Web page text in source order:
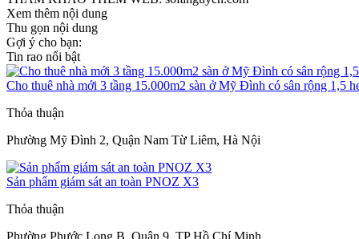
Xem thêm nội dung
Thu gọn nội dung
Gợi ý cho bạn:
Tin rao nổi bật
Cho thuê nhà mới 3 tầng 15.000m2 sàn ở Mỹ Đình có sân rộng 1,5
Thỏa thuận
Phường Mỹ Đình 2, Quận Nam Từ Liêm, Hà Nội
Sản phẩm giám sát an toàn PNOZ X3
Thỏa thuận
Phường Phước Long B, Quận 9, TP Hồ Chí Minh